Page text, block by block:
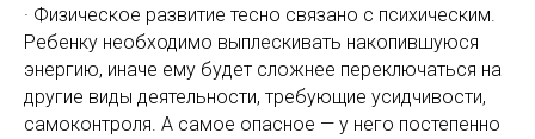
· Физическое развитие тесно связано с психическим.
Ребенку необходимо выплескивать накопившуюся
энергию, иначе ему будет сложнее переключаться на
другие виды деятельности, требующие усидчивости,
самоконтроля. А самое опасное — у него постепенно